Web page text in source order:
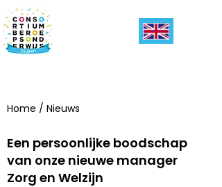
Home / Nieuws
Een persoonlijke boodschap
van onze nieuwe manager
Zorg en Welzijn